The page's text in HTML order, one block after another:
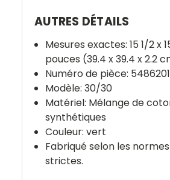
AUTRES DÉTAILS
Mesures exactes: 15 1/2 x
pouces (39.4 x 39.4 x 2.2
Numéro de pièce:
Modèle: 30/30
Matériel: Mélange de
synthétiques
Couleur: vert
Fabriqué selon les
strictes.